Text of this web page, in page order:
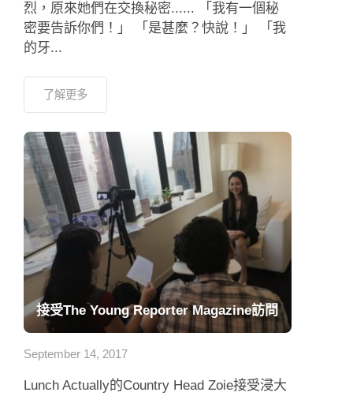
烈，原來她們在交換秘密...... 「我有一個秘
密要告訴你們！」 「是甚麼？快說！」 「我
的牙...
了解更多
接受The Young Reporter Magazine訪問
September 14, 2017
Lunch Actually的Country Head Zoie接受浸大